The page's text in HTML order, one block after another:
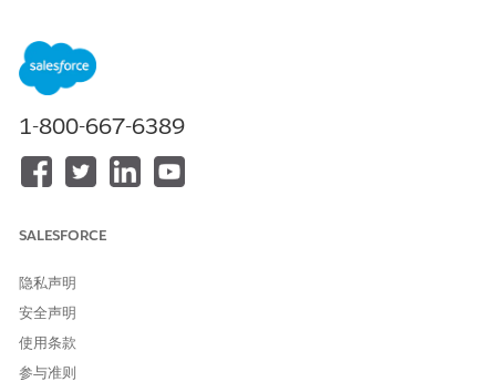
将费用选项卡添加到访问页面
启用走访记录中的“费用”选项卡，以便用户可以跟踪和更新他们
的走访费用，而无需离开页面。
创建支出类型
创建费用类型，以帮助用户分类走访费用。
简档的用户拥有正确的对象和字段权限，以便从 Life Sciences
适用于费用管理的移动应用程序配置
为支持的费用管理对象配置对象模式，并生成元数据缓存，以确
保现场用户可以在 Life Sciences Cloud 移动应用程序上管理走
访费用。
1-800-667-6389
SALESFORCE
隐私声明
安全声明
使用条款
参与准则